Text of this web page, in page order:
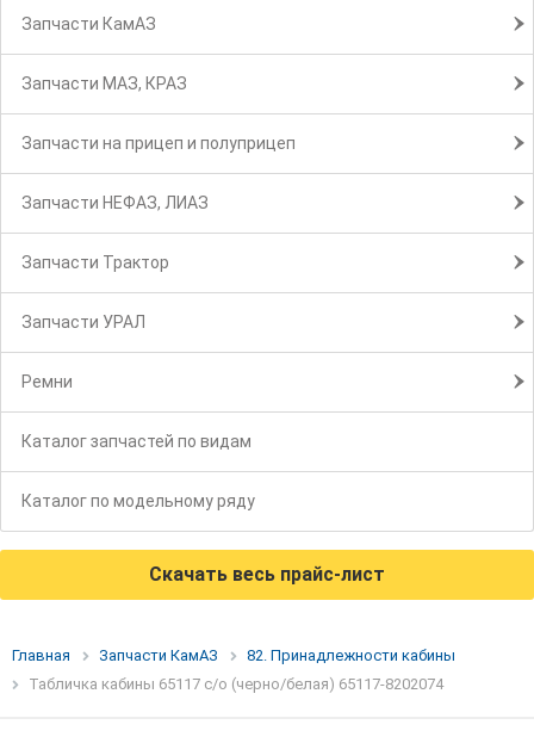
Запчасти КамАЗ
Запчасти МАЗ, КРАЗ
Запчасти на прицеп и полуприцеп
Запчасти НЕФАЗ, ЛИАЗ
Запчасти Трактор
Запчасти УРАЛ
Ремни
Каталог запчастей по видам
Каталог по модельному ряду
Скачать весь прайс-лист
Главная Запчасти КамАЗ
82. Принадлежности кабины
Табличка кабины 65117 с/о (черно/белая) 65117-8202074